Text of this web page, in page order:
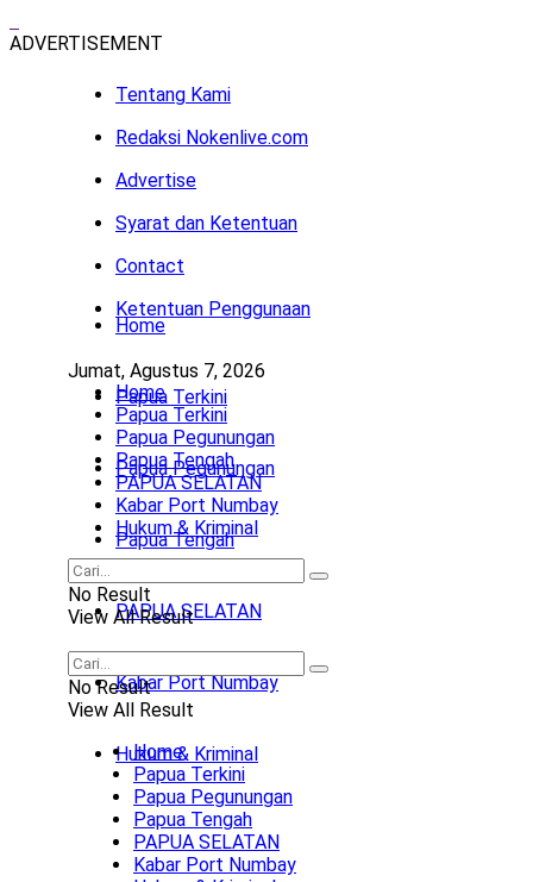
ADVERTISEMENT
Tentang Kami
Redaksi Nokenlive.com
Advertise
Syarat dan Ketentuan
Contact
Ketentuan Penggunaan
Jumat, Agustus 7, 2026
Home
Papua Terkini
Papua Pegunungan
Papua Tengah
PAPUA SELATAN
Kabar Port Numbay
Hukum & Kriminal
Home
Papua Terkini
Papua Pegunungan
Papua Tengah
PAPUA SELATAN
Kabar Port Numbay
Hukum & Kriminal
No Result
View All Result
No Result
View All Result
Home
Papua Terkini
Papua Pegunungan
Papua Tengah
PAPUA SELATAN
Kabar Port Numbay